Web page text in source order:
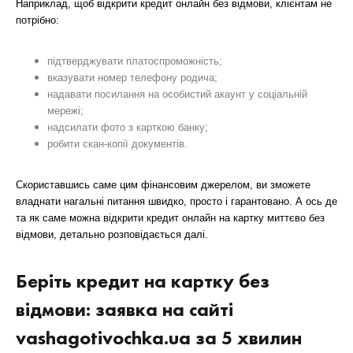
Наприклад, щоб відкрити кредит онлайн без відмови, клієнтам не
потрібно:
підтверджувати платоспроможність;
вказувати номер телефону родича;
надавати посилання на особистий акаунт у соціальній
мережі;
надсилати фото з карткою банку;
робити скан-копії документів.
Скориставшись саме цим фінансовим джерелом, ви зможете
владнати нагальні питання швидко, просто і гарантовано. А ось де
та як саме можна відкрити кредит онлайн на картку миттєво без
відмови, детально розповідається далі.
Беріть кредит на картку без
відмови: заявка на сайті
vashagotivochka.ua за 5 хвилин